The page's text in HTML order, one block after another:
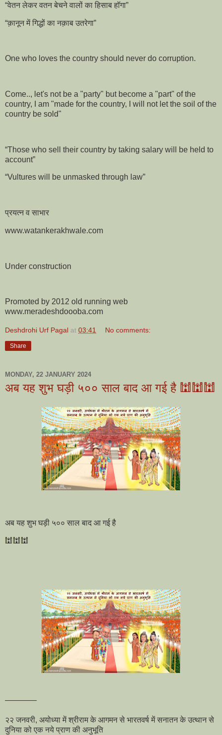
“वेतन लेकर वतन बेचने वालों का हिसाब हॉगा”
“क़ानून में गिद्धों का नक़ाब उतरेगा”
One who loves the country should never do corruption.
Come.., let's not be a "party" but become a "part" of the
country, I am "made for the country, I will not let the soil of the
country be sold"
“Those who sell their country by taking salary will be held to
account”
“Vultures will be unmasked through law”
प्रयत्न व साभार
www.watankerakhwale.com
Under construction
Promoted by 2012 old running web
www.meradeshdoooba.com
Deshdrohi Urf Pagal at 03:41 No comments:
Share
MONDAY, 22 JANUARY 2024
अब यह शुभ घड़ी ५०० साल बाद आ गई है 🕍🕍🕍
अब यह शुभ घड़ी ५०० साल बाद आ गई है
🕍🕍🕍
————
२२ जनवरी, अयोध्या में श्रीराम के आगमन से भारतवर्ष में सनातन के उत्थान से
दुनिया को एक नये प्राण की अनुभूति